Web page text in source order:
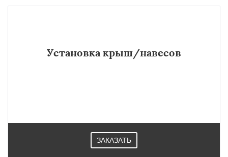
Установка крыш/навесов
ЗАКАЗАТЬ